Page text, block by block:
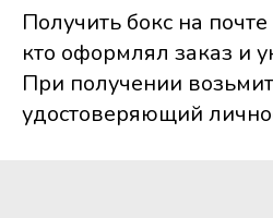
Получить бокс на
кто оформлял заказ и
При получении
удостоверяющий